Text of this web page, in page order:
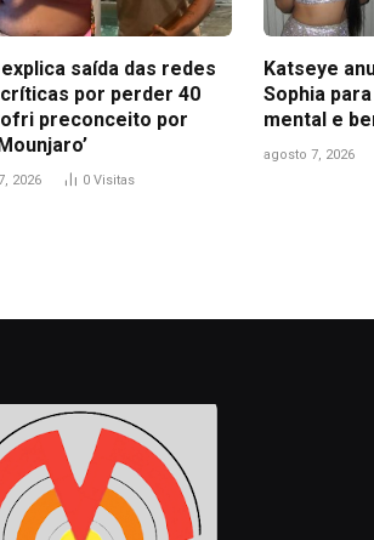
explica saída das redes
por perder 40
preconceito por
2026 0 Visitas
Katseye
Sophia
mental e
agosto 7, 2026